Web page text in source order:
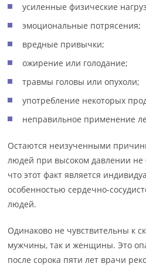
усиленные физические
эмоциональные потрясения;
вредные привычки;
ожирение или голодание;
травмы головы или опухоли;
употребление некоторых
неправильное применение
Остаются неизученными
людей при высоком давлении не
что этот факт является
особенностью сердечно-
людей.
Одинаково не чувствительны к
мужчины, так и женщины. Это
после сорока пяти лет врачи